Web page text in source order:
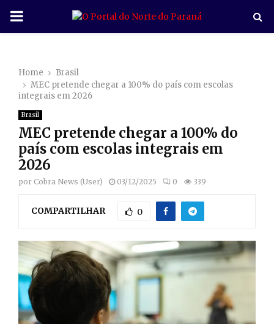
P
M
A
R
M
E
N
Home
Brasil
MEC pretende chegar a 100% do país com escolas
integrais em 2026
Brasil
MEC pretende chegar a 100% do
país com escolas integrais em
2026
por Cobra News (User) 03/12/2025 0 339
COMPARTILHAR 0